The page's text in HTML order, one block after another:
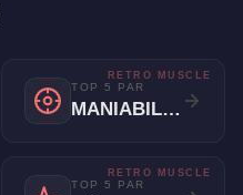
TOP 5 PAR
MANIABILITÉ
RETRO MUSCLE
TOP 5 PAR
RETRO MUSCLE